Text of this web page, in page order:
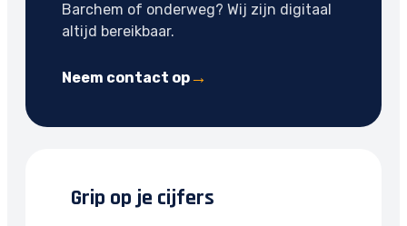
Barchem of onderweg? Wij zijn digitaal
altijd bereikbaar.
Neem contact op
Grip op je cijfers